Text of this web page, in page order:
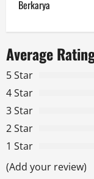
n
a
v
i
g
a
t
Berkarya
Average
5 Star
4 Star
3 Star
2 Star
1 Star
(Add your review)